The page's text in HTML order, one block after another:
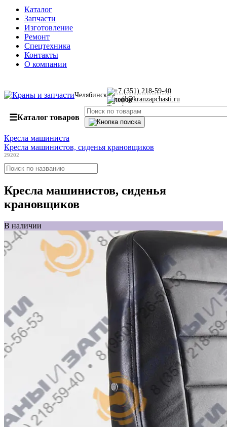
Каталог
Запчасти
Изготовление
Ремонт
Спецтехника
Контакты
О компании
Челябинск
+7 (351) 218-59-40
mail@kranzapchasti.ru
☰Каталог товаров
Кресла машиниста
Кресла машинистов, сиденья крановщиков
29202
Кресла машинистов, сиденья
крановщиков
В наличии